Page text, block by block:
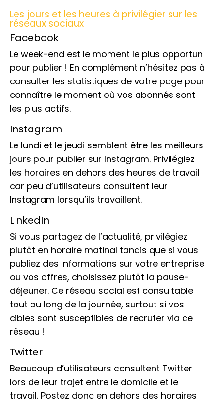
Les jours et les heures à privilégier sur les
réseaux sociaux
Facebook
Le week-end est le moment le plus opportun
pour publier ! En complément n’hésitez pas à
consulter les statistiques de votre page pour
connaître le moment où vos abonnés sont
les plus actifs.
Instagram
Le lundi et le jeudi semblent être les meilleurs
jours pour publier sur Instagram. Privilégiez
les horaires en dehors des heures de travail
car peu d’utilisateurs consultent leur
Instagram lorsqu’ils travaillent.
LinkedIn
Si vous partagez de l’actualité, privilégiez
plutôt en horaire matinal tandis que si vous
publiez des informations sur votre entreprise
ou vos offres, choisissez plutôt la pause-
déjeuner. Ce réseau social est consultable
tout au long de la journée, surtout si vos
cibles sont susceptibles de recruter via ce
réseau !
Twitter
Beaucoup d’utilisateurs consultent Twitter
lors de leur trajet entre le domicile et le
travail. Postez donc en dehors des horaires